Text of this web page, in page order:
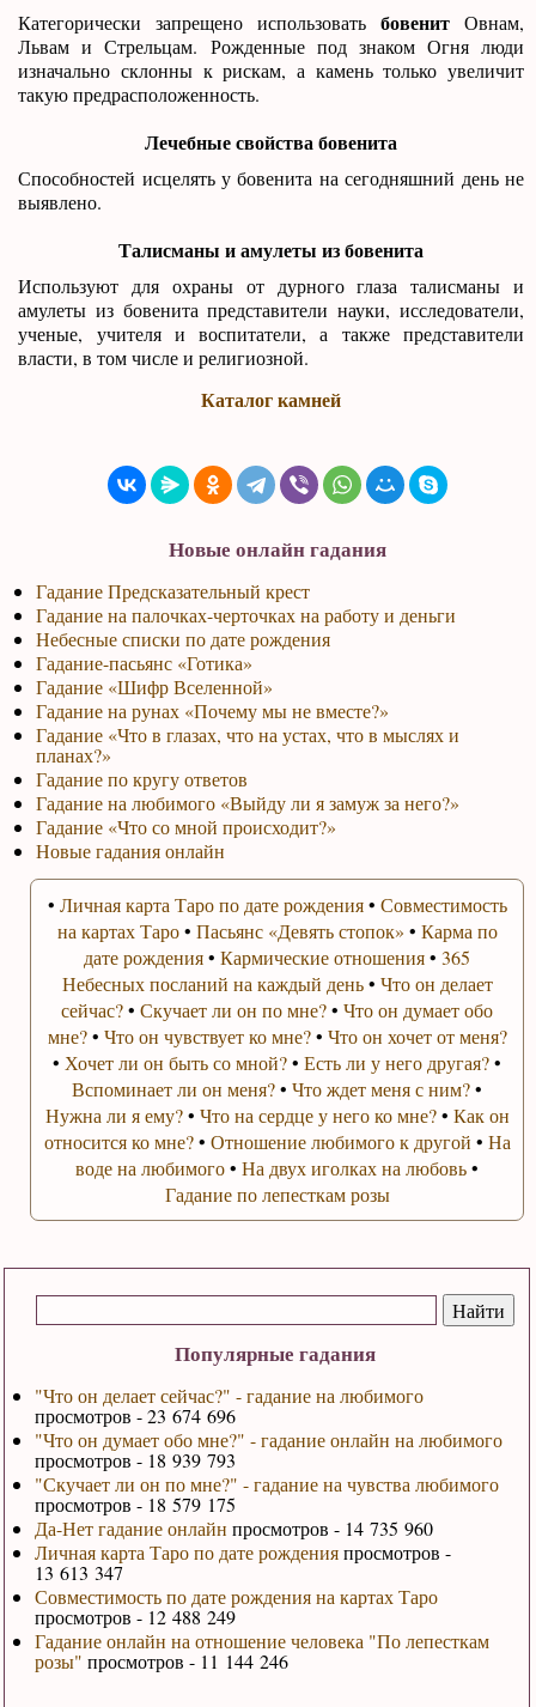
Популярные гадания
"Что он делает сейчас?" - гадание на любимого
просмотров - 23 674 696
"Что он думает обо мне?" - гадание онлайн на любимого
просмотров - 18 939 793
"Скучает ли он по мне?" - гадание на чувства любимого
просмотров - 18 579 175
Да-Нет гадание онлайн просмотров - 14 735 960
Личная карта Таро по дате рожденияпросмотров -
13 613 347
Совместимость по дате рождения на картах Таро
просмотров - 12 488 249
Гадание онлайн на отношение человека "По лепесткам
розы" просмотров - 11 144 246
Категорически запрещено использоватьбовенит Овнам,
Львам и Стрельцам. Рожденные под знаком Огня люди
изначально склонны к рискам, а камень только увеличит
такую предрасположенность.
Лечебные свойства бовенита
Способностей исцелять у бовенита на сегодняшний день не
выявлено.
Талисманы и амулеты из бовенита
Используют для охраны от дурного глаза талисманы и
амулеты из бовенита представители науки, исследователи,
ученые, учителя и воспитатели, а также представители
власти, в том числе и религиозной.
Каталог камней
Новые онлайн гадания
Гадание Предсказательный крест
Гадание на палочках-черточках на работу и деньги
Небесные списки по дате рождения
Гадание-пасьянс «Готика»
Гадание «Шифр Вселенной»
Гадание на рунах «Почему мы не вместе?»
Гадание «Что в глазах, что на устах, что в мыслях и
планах?»
Гадание по кругу ответов
Гадание на любимого «Выйду ли я замуж за него?»
Гадание «Что со мной происходит?»
Новые гадания онлайн
• Личная карта Таро по дате рождения• Совместимость
на картах Таро• Пасьянс «Девять стопок» • Карма по
дате рождения•Кармические отношения•365
Небесных посланий на каждый день• Что он делает
сейчас?•Скучает ли он по мне?•Что он думает обо
мне?• Что он чувствует ко мне?• Что он хочет от меня?
• Хочет ли он быть со мной?•Есть ли у него другая?•
Вспоминает ли он меня?•Что ждет меня с ним?•
Нужна ли я ему?• Что на сердце у него ко мне?• Как он
относится ко мне?• Отношение любимого к другой • На
воде на любимого•На двух иголках на любовь•
Гадание по лепесткам розы